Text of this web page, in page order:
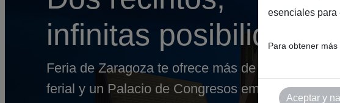
infinitas posibilidades
Feria de Zaragoza te ofrece más de 360.000 m²
ferial y un Palacio de Congresos emblemático
esenciales para
Para obtener
Aceptar y